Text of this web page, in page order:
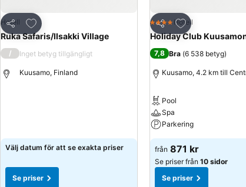
Dela
Lägg till i Mina Favoriter
Hotell
Ruka Safaris/IIsakki Village
/ Inget betyg tillgängligt
Kuusamo, Finland
Välj datum för att se exakta priser
Se priser
Dela
Lägg till i Mina
4 StjärnorHotell
Holiday Club
7,8 Bra (6 538 betyg)
Kuusamo, 4.2 km till
Pool
Spa
Parkering
från 871 kr
Se priser från 10 sidor
Se priser